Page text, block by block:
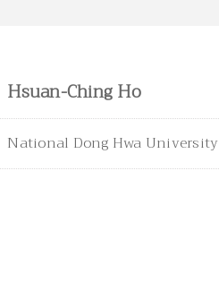
Hsuan-Ching Ho
National Dong Hwa University